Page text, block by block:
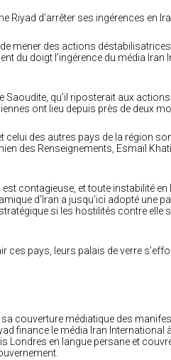
Riyad d’arrêter ses ingérences en
mener des actions
du doigt l’ingérence du média Iran
Saoudite, qu’il riposterait aux
ont lieu depuis près de deux
celui des autres pays de la région
des Renseignements, Esmaïl
contagieuse, et toute instabilité
d’Iran a jusqu’ici adopté une
si les hostilités contre elle
ces pays, leurs palais de verre
couverture médiatique des
finance le média Iran International
Londres en langue persane et